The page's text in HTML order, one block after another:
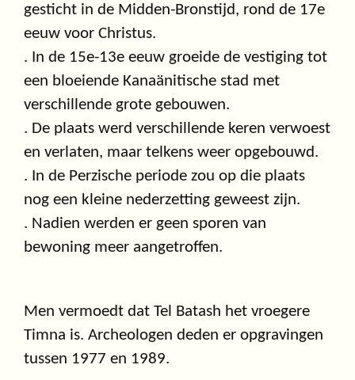
gesticht in de Midden-Bronstijd, rond de 17e
eeuw voor Christus.
. In de 15e-13e eeuw groeide de vestiging tot
een bloeiende Kanaänitische stad met
verschillende grote gebouwen.
. De plaats werd verschillende keren verwoest
en verlaten, maar telkens weer opgebouwd.
. In de Perzische periode zou op die plaats
nog een kleine nederzetting geweest zijn.
. Nadien werden er geen sporen van
bewoning meer aangetroffen.
Men vermoedt dat Tel Batash het vroegere
Timna is. Archeologen deden er opgravingen
tussen 1977 en 1989.